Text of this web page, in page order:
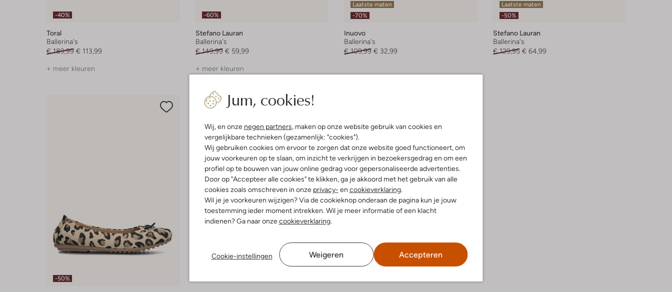
Jum, cookies!
Wij, en onze negen partners, maken op onze website gebruik van cookies en
vergelijkbare technieken (gezamenlijk: "cookies").
Wij gebruiken cookies om ervoor te zorgen dat onze website goed functioneert, om
jouw voorkeuren op te slaan, om inzicht te verkrijgen in bezoekersgedrag en om een
profiel op te bouwen van jouw online gedrag voor gepersonaliseerde advertenties.
Door op "Accepteer alle cookies" te klikken, ga je akkoord met het gebruik van alle
cookies zoals omschreven in onze privacy- en cookieverklaring.
Wil je je voorkeuren wijzigen? Via de cookieknop onderaan de pagina kun je jouw
toestemming ieder moment intrekken. Wil je meer informatie of een klacht
indienen? Ga naar onzecookieverklaring.
Cookie-instellingen Weigeren Accepteren
-40%
Toral
Ballerina's
€ 189,99 € 113,99
+ meer kleuren
-60%
Stefano Lauran
Ballerina's
€ 149,99 € 59,99
+ meer kleuren
Laatste maten
-70%
Inuovo
Ballerina's
€ 109,99 € 32,99
Laatste maten
-50%
Stefano Lauran
Ballerina's
€ 129,95 € 64,99
-50%